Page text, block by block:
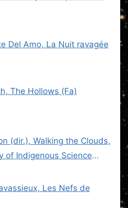
Del Amo, La Nuit ravagée
The Hollows (Fa)
(dir.), Walking the Clouds,
of Indigenous Science
Les Nefs de